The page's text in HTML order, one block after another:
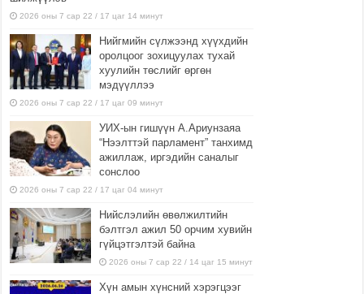
2026 оны 7 сар 22 / 17 цаг 14 минут
Нийгмийн сүлжээнд хүүхдийн
оролцоог зохицуулах тухай
хуулийн төслийг өргөн
мэдүүллээ
2026 оны 7 сар 22 / 17 цаг 09 минут
УИХ-ын гишүүн А.Ариунзаяа
“Нээлттэй парламент” танхимд
ажиллаж, иргэдийн саналыг
сонслоо
2026 оны 7 сар 22 / 17 цаг 04 минут
Нийслэлийн өвөлжилтийн
бэлтгэл ажил 50 орчим хувийн
гүйцэтгэлтэй байна
2026 оны 7 сар 22 / 14 цаг 15 минут
Хүн амын хүнсний хэрэгцээг